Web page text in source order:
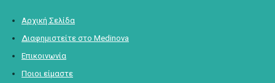
Αρχική Σελίδα
Διαφημιστείτε στο Medinova
Επικοινωνία
Ποιοι είμαστε